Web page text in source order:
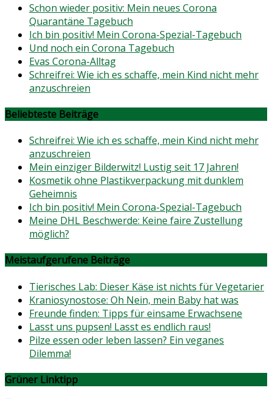
Schon wieder positiv: Mein neues Corona
Quarantäne Tagebuch
Ich bin positiv! Mein Corona-Spezial-Tagebuch
Und noch ein Corona Tagebuch
Evas Corona-Alltag
Schreifrei: Wie ich es schaffe, mein Kind nicht mehr
anzuschreien
Beliebteste Beiträge
Schreifrei: Wie ich es schaffe, mein Kind nicht mehr
anzuschreien
Mein einziger Bilderwitz! Lustig seit 17 Jahren!
Kosmetik ohne Plastikverpackung mit dunklem
Geheimnis
Ich bin positiv! Mein Corona-Spezial-Tagebuch
Meine DHL Beschwerde: Keine faire Zustellung
möglich?
Meistaufgerufene Beiträge
Tierisches Lab: Dieser Käse ist nichts für Vegetarier
Kraniosynostose: Oh Nein, mein Baby hat was
Freunde finden: Tipps für einsame Erwachsene
Lasst uns pupsen! Lasst es endlich raus!
Pilze essen oder leben lassen? Ein veganes
Dilemma!
Grüner Linktipp